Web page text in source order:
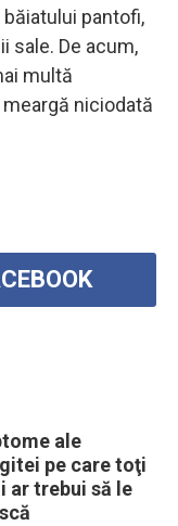
pantofi,
sale. De acum,
multă
niciodată
ale
pe care toţi
ar trebui să le